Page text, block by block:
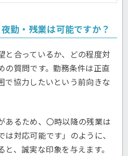
勤・残業は可能ですか？
と合っているか、どの程度対
の質問です。勤務条件は正直
で協力したいという前向きな
あるため、〇時以降の残業は
対応可能です」のように、
、誠実な印象を与えます。